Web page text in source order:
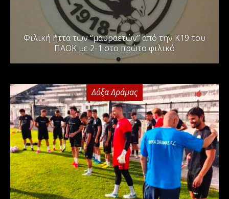
Φιλική ήττα των “μαυραετών” από την Κ19 του
ΠΑΟΚ με 2-1 στο πρώτο φιλικό
Δόξα Δράμας 2